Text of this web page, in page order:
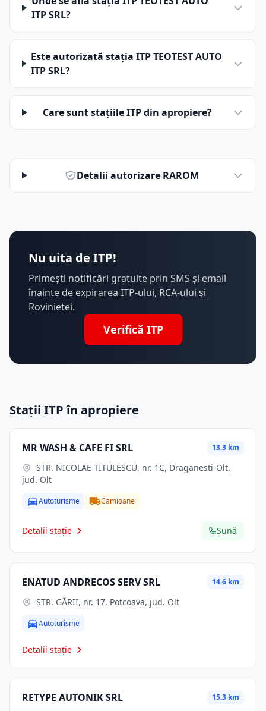
ITP SRL?
Este autorizată stația ITP TEOTEST AUTO
ITP SRL?
Care sunt stațiile ITP din apropiere?
Detalii autorizare RAROM
Nu uita de ITP!
Primești notificări gratuite prin SMS și email
înainte de expirarea ITP-ului, RCA-ului și
Rovinietei.
Verifică ITP
Stații ITP în apropiere
MR WASH & CAFE FI SRL 13.3 km
jud. Olt
Autoturisme Camioane
Detalii stație Sună
ENATUD ANDRECOS SERV SRL 14.6 km
STR. GĂRII, nr. 17, Potcoava, jud. Olt
Autoturisme
Detalii stație
RETYPE AUTONIK SRL 15.3 km